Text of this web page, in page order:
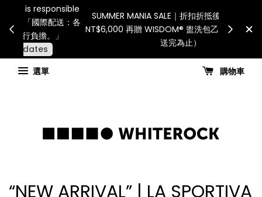
連假期間宅配服務將暫停配送。 如遇假日、天災或其
他不可抗力因素，出貨安排可能調整，敬請見諒
查看國內宅配最新公告
for all
國
選單
購物車
“NEW ARRIVAL” | LA SPORTIVA